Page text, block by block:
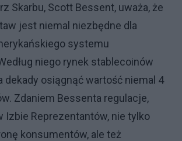
Skarbu, Scott Bessent, uważa, że
jest niemal niezbędne dla
systemu
niego rynek stablecoinów
dekady osiągnąć wartość niemal 4
Zdaniem Bessenta regulacje,
Izbie Reprezentantów, nie tylko
konsumentów, ale też